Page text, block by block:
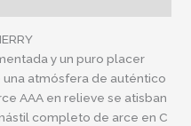
y un puro placer
atmósfera de auténtico
AAA en relieve se atisban
completo de arce en C